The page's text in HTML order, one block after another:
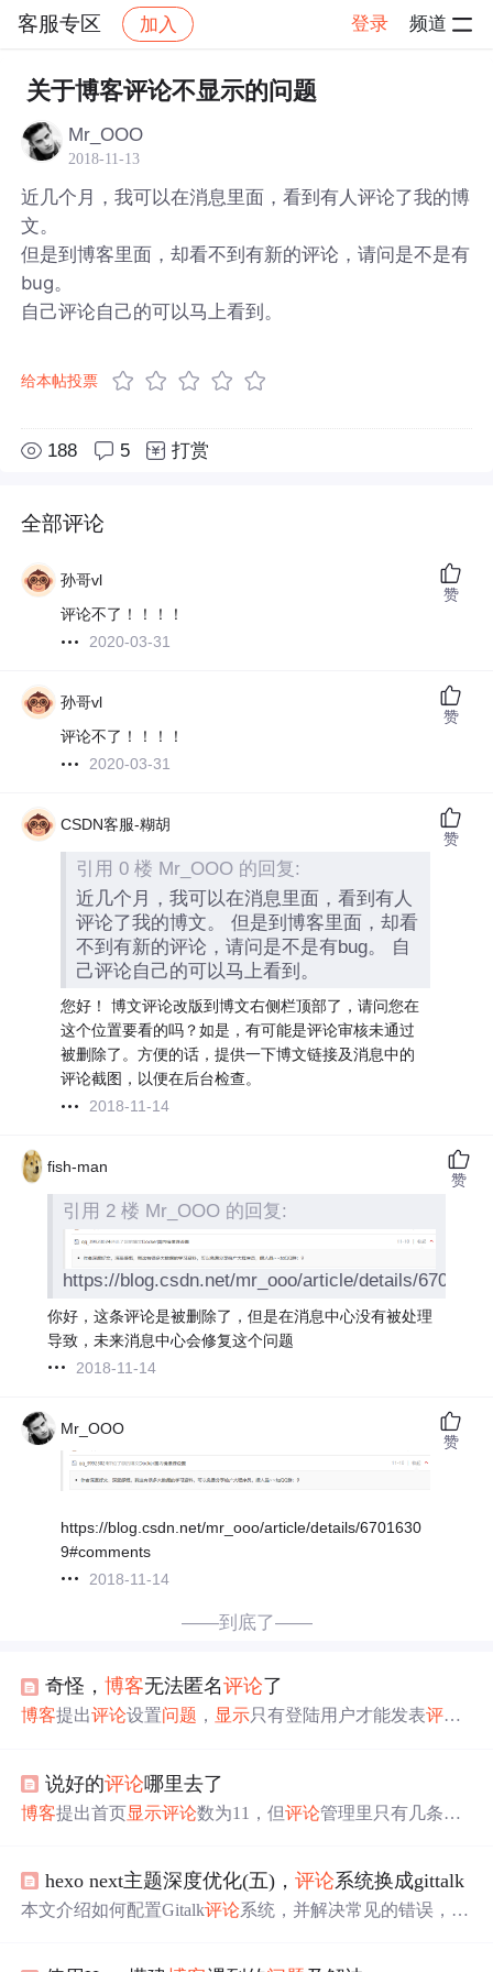
客服专区 加入 登录 频道
社区 客服专区 帖子详情
关于博客评论不显示的问题
Mr_OOO
2018-11-13
近几个月，我可以在消息里面，看到有人评论了我的博
文。
但是到博客里面，却看不到有新的评论，请问是不是有
bug。
自己评论自己的可以马上看到。
给本帖投票
188 5 打赏
全部评论
孙哥vl
评论不了！！！！
2020-03-31
赞
孙哥vl
评论不了！！！！
2020-03-31
赞
CSDN客服-糊胡
引用 0 楼 Mr_OOO 的回复:
近几个月，我可以在消息里面，看到有人
评论了我的博文。 但是到博客里面，却看
不到有新的评论，请问是不是有bug。 自
己评论自己的可以马上看到。
您好！ 博文评论改版到博文右侧栏顶部了，请问您在
这个位置要看的吗？如是，有可能是评论审核未通过
被删除了。方便的话，提供一下博文链接及消息中的
评论截图，以便在后台检查。
2018-11-14
赞
fish-man
引用 2 楼 Mr_OOO 的回复:
https://blog.csdn.net/mr_ooo/article/details/
你好，这条评论是被删除了，但是在消息中心没有被处理
导致，未来消息中心会修复这个问题
2018-11-14
赞
Mr_OOO
https://blog.csdn.net/mr_ooo/article/details/6701630
9#comments
2018-11-14
赞
——到底了——
奇怪，博客无法匿名评论了
博客提出评论设置问题 ， 显示只有登陆用户才能发表评论
说好的评论哪里去了
博客提出首页显示评论数为11，但评论管理里只有几条，
hexo next主题深度优化(五)，评论系统换成gittalk
本文介绍如何配置Gitalk评论系统，并解决常见的错误，包